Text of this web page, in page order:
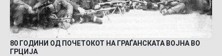
80 ГОДИНИ ОД ПОЧЕТОКОТ НА ГРАЃАНСКАТА ВОЈНА ВО
ГРЦИЈА